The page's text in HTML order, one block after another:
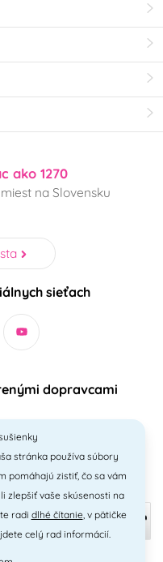
ako 1270
na Slovensku
sieťach
dopravcami
spôsob platieb
stránka používa súbory
pomáhajú zistiť, čo sa vám
zlepšiť vaše skúsenosti na
radi dlhé čítanie, v pätičke
celý rad informácií.